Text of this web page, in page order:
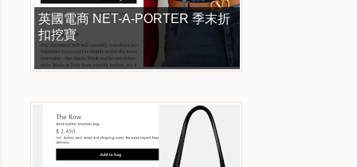
英國電商 NET-A-PORTER 季末折
扣挖寶